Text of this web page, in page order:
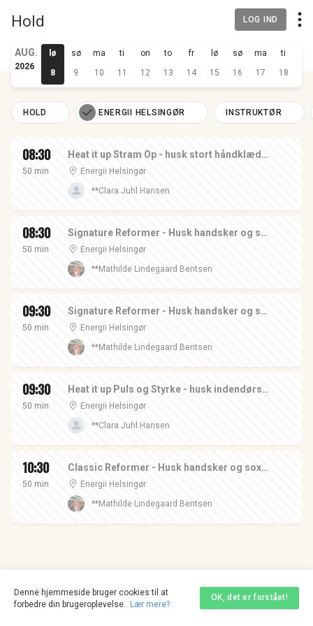
Hold LOG IND
AUG.
2026
lø
8
sø
9
ma
10
ti
11
on
12
to
13
fr
14
lø
15
sø
16
ma
17
ti
18
HOLD ENERGII HELSINGØR INSTRUKTØR
08:30
50 min
Heat it up Stram Op - husk stort håndklæde og indendørssko - i Helsingør
Energii Helsingør
**Clara Juhl Hansen
08:30
50 min
Signature Reformer - Husk handsker og sox - i Helsingør
Energii Helsingør
**Mathilde Lindegaard Bentsen
09:30
50 min
Signature Reformer - Husk handsker og sox - i Helsingør
Energii Helsingør
**Mathilde Lindegaard Bentsen
09:30
50 min
Heat it up Puls og Styrke - husk indendørssko og håndklæde - i Helsingør
Energii Helsingør
**Clara Juhl Hansen
10:30
50 min
Classic Reformer - Husk handsker og sox - i Helsingør
Energii Helsingør
**Mathilde Lindegaard Bentsen
Denne hjemmeside bruger cookies til at
forbedre din brugeroplevelse.
Lær mere?
OK, det er forstået!